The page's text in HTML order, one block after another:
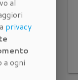
euro_symbol
privacy
a ogni